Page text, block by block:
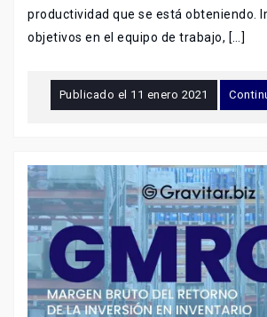
productividad que se está obteniendo.
objetivos en el equipo de trabajo, […]
Publicado el 11 enero 2021